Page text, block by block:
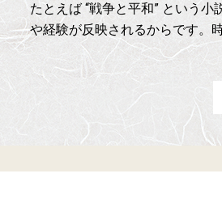
たとえば “戦争と平和” という
や経験が反映されるからです。